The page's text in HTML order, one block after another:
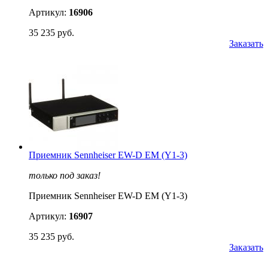
Артикул: 16906
35 235 руб.
Заказать
Приемник Sennheiser EW-D EM (Y1-3)
только под заказ!
Приемник Sennheiser EW-D EM (Y1-3)
Артикул: 16907
35 235 руб.
Заказать